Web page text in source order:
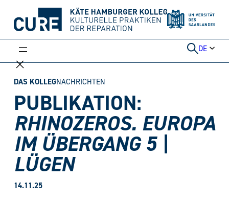
Inhalt
DE
DAS KOLLEGNACHRICHTEN
PUBLIKATION:
RHINOZEROS. EUROPA
IM ÜBERGANG 5 |
LÜGEN
14.11.25